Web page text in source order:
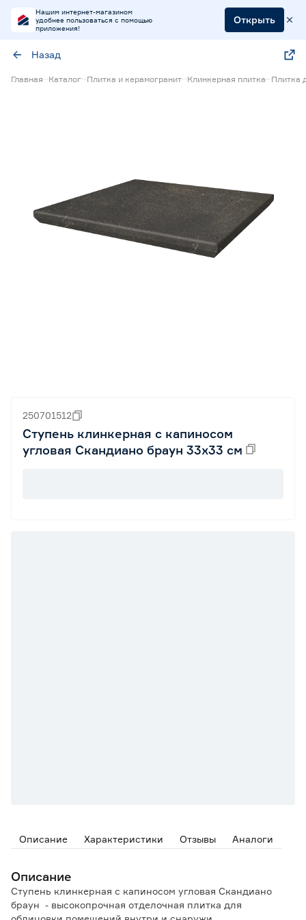
Нашим интернет-магазином
удобнее пользоваться с помощью
приложения!
Открыть
Назад
Главная Каталог Плитка и керамогранит Клинкерная плитка Плитка
250701512
Ступень клинкерная с капиносом
угловая Скандиано браун 33х33 см
Описание Характеристики Отзывы Аналоги
Описание
Ступень клинкерная с капиносом угловая Скандиано
браун - высокопрочная отделочная плитка для